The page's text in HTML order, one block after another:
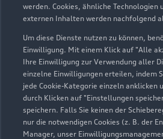
werden. Cookies, ähnliche Technologien
externen Inhalten werden nachfolgend
Um diese Dienste nutzen zu können,
Einwilligung. Mit einem Klick auf "Alle
Ihre Einwilligung zur Verwendung aller
einzelne Einwilligungen erteilen, indem
jede Cookie-Kategorie einzeln anklicken
durch Klicken auf "Einstellungen
speichern. Falls Sie keinen der
nur die notwendigen Cookies (z. B. der
Manager, unser
Geschlossen,öffnet am
Teile- & Zubehörverkauf
Geschlossen, öffnet am